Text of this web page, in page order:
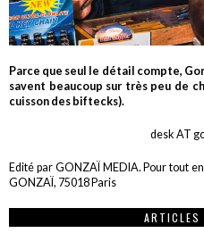
Parce que seul le détail compte,
savent beaucoup sur très peu de
cuisson des biftecks).
desk AT
Edité par GONZAÏ MEDIA. Pour tout
GONZAÏ, 75018 Paris
ARTICLES